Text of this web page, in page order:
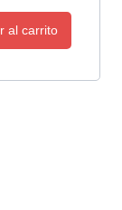
al carrito